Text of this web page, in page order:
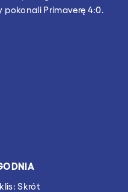
Primaverę 4:0.
Skrót